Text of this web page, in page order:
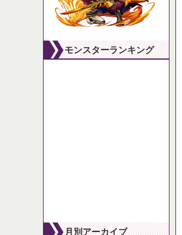
モンスターランキング
月別アーカイブ